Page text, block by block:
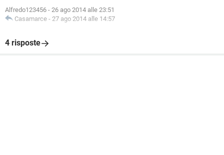
Alfredo123456 - 26 ago 2014 alle 23:51
Casamarce - 27 ago 2014 alle 14:57
4 risposte